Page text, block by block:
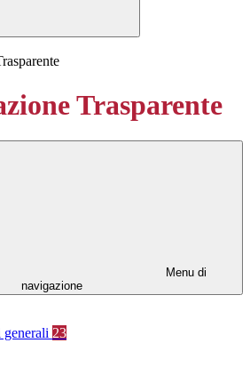
Trasparente
Menu di
navigazione
23